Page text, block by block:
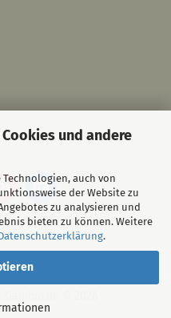
und andere
auch von
der Website zu
zu analysieren und
bieten zu können. Weitere
.